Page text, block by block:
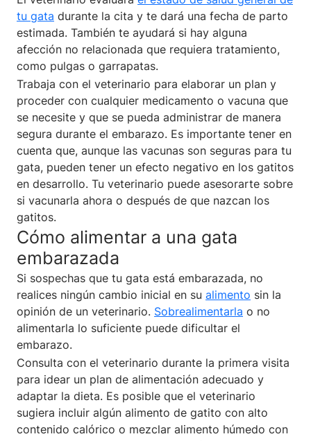
tu gata durante la cita y te dará una fecha de parto
estimada. También te ayudará si hay alguna
afección no relacionada que requiera tratamiento,
como pulgas o garrapatas.
Trabaja con el veterinario para elaborar un plan y
proceder con cualquier medicamento o vacuna que
se necesite y que se pueda administrar de manera
segura durante el embarazo. Es importante tener en
cuenta que, aunque las vacunas son seguras para tu
gata, pueden tener un efecto negativo en los gatitos
en desarrollo. Tu veterinario puede asesorarte sobre
si vacunarla ahora o después de que nazcan los
gatitos.
Cómo alimentar a una gata
embarazada
Si sospechas que tu gata está embarazada, no
realices ningún cambio inicial en su alimento sin la
opinión de un veterinario. Sobrealimentarla o no
alimentarla lo suficiente puede dificultar el
embarazo.
Consulta con el veterinario durante la primera visita
para idear un plan de alimentación adecuado y
adaptar la dieta. Es posible que el veterinario
sugiera incluir algún alimento de gatito con alto
contenido calórico o mezclar alimento húmedo con